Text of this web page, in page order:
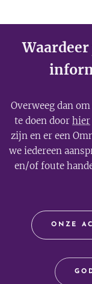
Overweeg dan
te doen door hier
zijn en er een
we iedereen
en/of foute
ONZE